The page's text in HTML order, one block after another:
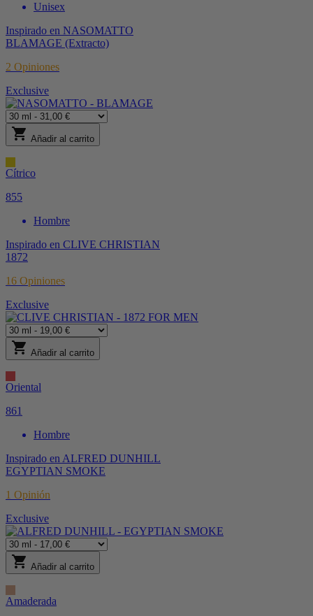
Unisex
Inspirado en NASOMATTO
BLAMAGE (Extracto)
2 Opiniones
Exclusive
shopping_cart Añadir al carrito
Cítrico
855
Hombre
Inspirado en CLIVE CHRISTIAN
1872
16 Opiniones
Exclusive
shopping_cart Añadir al carrito
Oriental
861
Hombre
Inspirado en ALFRED DUNHILL
EGYPTIAN SMOKE
1 Opinión
Exclusive
shopping_cart Añadir al carrito
Amaderada